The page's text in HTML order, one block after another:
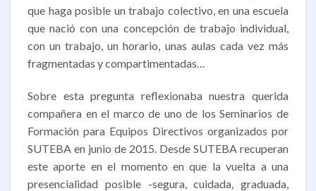
que haga posible un trabajo colectivo, en una escuela
que nació con una concepción de trabajo individual,
con un trabajo, un horario, unas aulas cada vez más
fragmentadas y compartimentadas…
Sobre esta pregunta reflexionaba nuestra querida
compañera en el marco de uno de los Seminarios de
Formación para Equipos Directivos organizados por
SUTEBA en junio de 2015. Desde SUTEBA recuperan
este aporte en el momento en que la vuelta a una
presencialidad posible -segura, cuidada, graduada,